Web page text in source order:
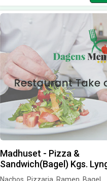
Madhuset - Pizza &
Sandwich(Bagel) Kgs.